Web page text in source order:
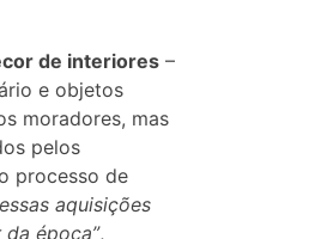
de interiores –
e objetos
moradores, mas
pelos
processo de
aquisições
época”,